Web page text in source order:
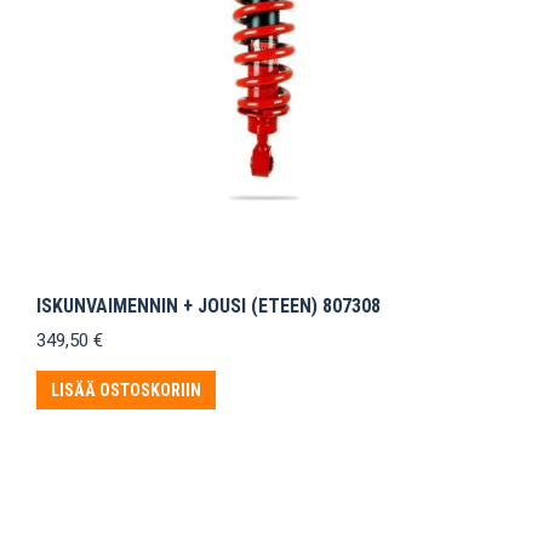
ISKUNVAIMENNIN + JOUSI (ETEEN) 807308
349,50 €
LISÄÄ OSTOSKORIIN